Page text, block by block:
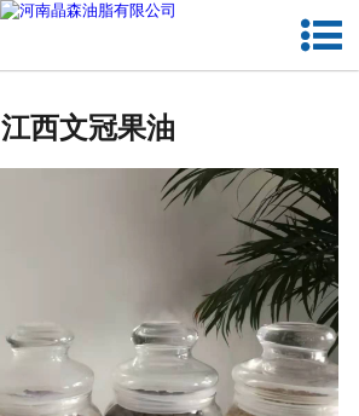
江西来料代工
江西文冠果油